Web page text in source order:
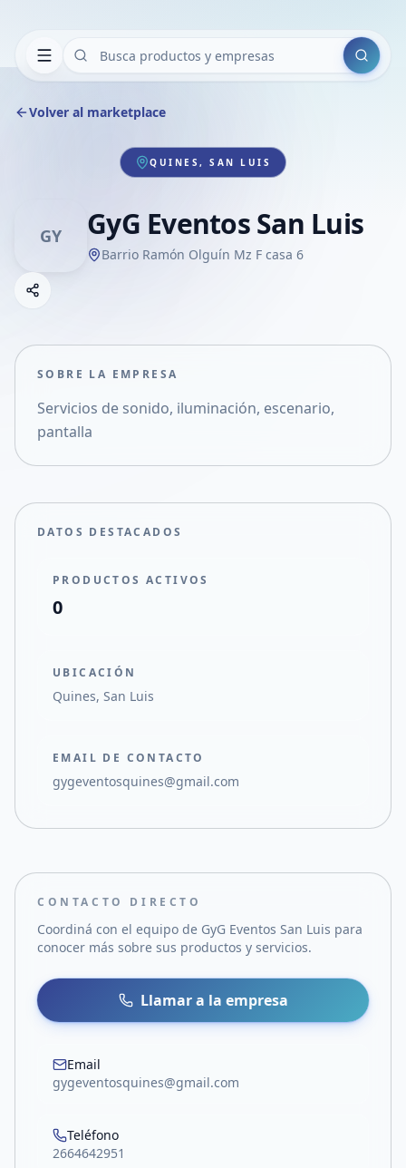
Buscar
Volver al marketplace
QUINES, SAN LUIS
GY GyG Eventos San Luis
Barrio Ramón Olguín Mz F casa 6
Compartir empresa
Compartir en X
SOBRE LA EMPRESA
Servicios de sonido, iluminación, escenario,
pantalla
DATOS DESTACADOS
PRODUCTOS ACTIVOS
0
UBICACIÓN
Quines, San Luis
EMAIL DE CONTACTO
gygeventosquines@gmail.com
CONTACTO DIRECTO
Coordiná con el equipo de GyG Eventos San Luis para
conocer más sobre sus productos y servicios.
Llamar a la empresa
Email
gygeventosquines@gmail.com
Teléfono
2664642951